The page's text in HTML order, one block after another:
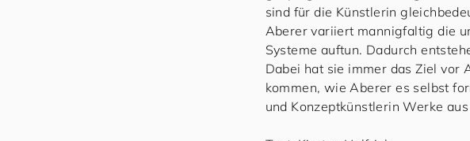
sind für die Künstlerin
Aberer variiert mannigfaltig die
Systeme auftun. Dadurch
Dabei hat sie immer das Ziel vor
kommen, wie Aberer es selbst
und Konzeptkünstlerin Werke